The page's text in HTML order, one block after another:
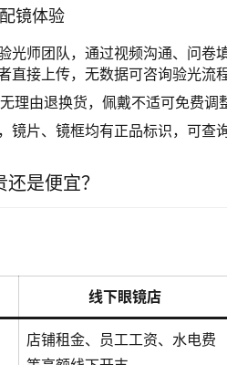
镜体验
光师团队，通过视频沟通、问卷
直接上传，无数据可咨询验光流程
理由退换货，佩戴不适可免费调
镜片、镜框均有正品标识，可查
是便宜？
线下眼镜店
店铺租金、员工工资、水电费